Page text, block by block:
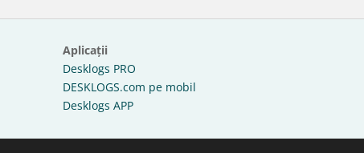
Aplicații
Desklogs PRO
DESKLOGS.com pe mobil
Desklogs APP